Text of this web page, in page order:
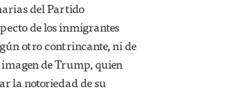
del Partido
de los inmigrantes
otro contrincante, ni de
de Trump, quien
la notoriedad de su